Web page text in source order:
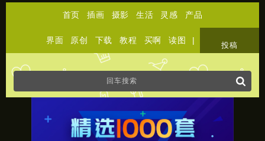
首页 插画 摄影 生活 灵感 产品
界面 原创 下载 教程 买啊 读图 |
投稿